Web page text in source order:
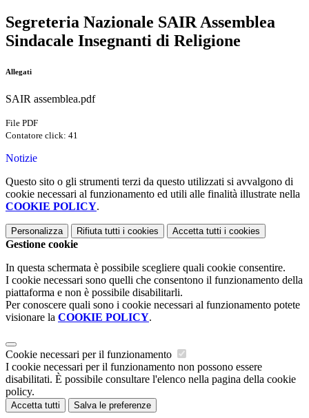
Segreteria Nazionale SAIR Assemblea
Sindacale Insegnanti di Religione
Allegati
SAIR assemblea.pdf
File PDF
Contatore click: 41
Notizie
Questo sito o gli strumenti terzi da questo utilizzati si avvalgono di
cookie necessari al funzionamento ed utili alle finalità illustrate nella
COOKIE POLICY.
Personalizza Rifiuta tutti i cookies Accetta tutti i cookies
Gestione cookie
In questa schermata è possibile scegliere quali cookie consentire.
I cookie necessari sono quelli che consentono il funzionamento della
piattaforma e non è possibile disabilitarli.
Per conoscere quali sono i cookie necessari al funzionamento potete
visionare la COOKIE POLICY.
Cookie necessari per il funzionamento
I cookie necessari per il funzionamento non possono essere
disabilitati. È possibile consultare l'elenco nella pagina della cookie
policy.
Accetta tutti Salva le preferenze